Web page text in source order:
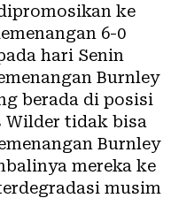
ke
6-0
hari Senin
Burnley
berada di posisi
tidak bisa
Burnley
mereka ke
musim